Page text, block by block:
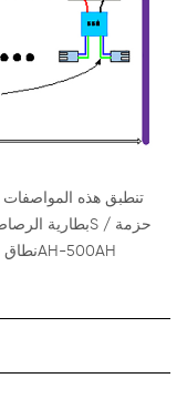
بطارية الليثيوم الموحدة 4S ، نطاق سعة البطارية: 10AH-500AH